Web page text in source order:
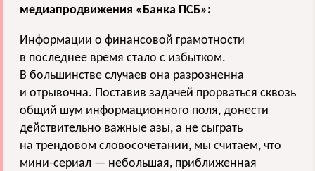
медиапродвижения «Банка ПСБ»:
Информации о финансовой грамотности
в последнее время стало с избытком.
В большинстве случаев она разрозненна
и отрывочна. Поставив задачей прорваться сквозь
общий шум информационного поля, донести
действительно важные азы, а не сыграть
на трендовом словосочетании, мы считаем, что
мини-сериал — небольшая, приближенная